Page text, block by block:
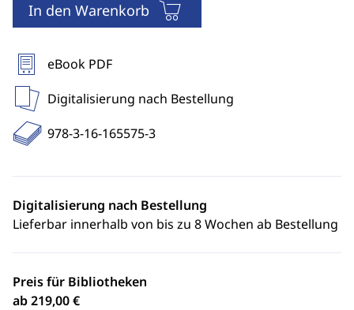
In den Warenkorb
eBook PDF
Digitalisierung nach Bestellung
978-3-16-165575-3
Digitalisierung nach Bestellung
Lieferbar innerhalb von bis zu 8 Wochen ab Bestellung
Preis für Bibliotheken
ab 219,00 €